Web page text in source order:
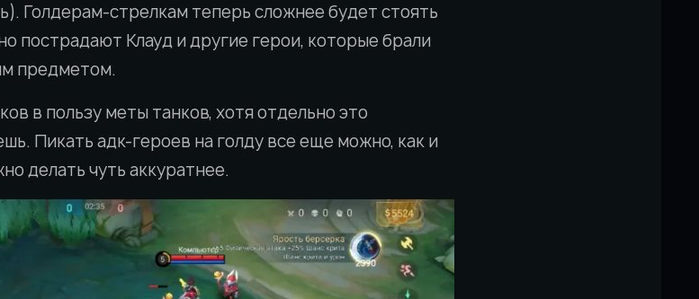
Голдерам-стрелкам теперь сложнее будет стоять
пострадают Клауд и другие герои, которые брали
предметом.
в пользу меты танков, хотя отдельно это
Пикать адк-героев на голду все еще можно, как и
делать чуть аккуратнее.